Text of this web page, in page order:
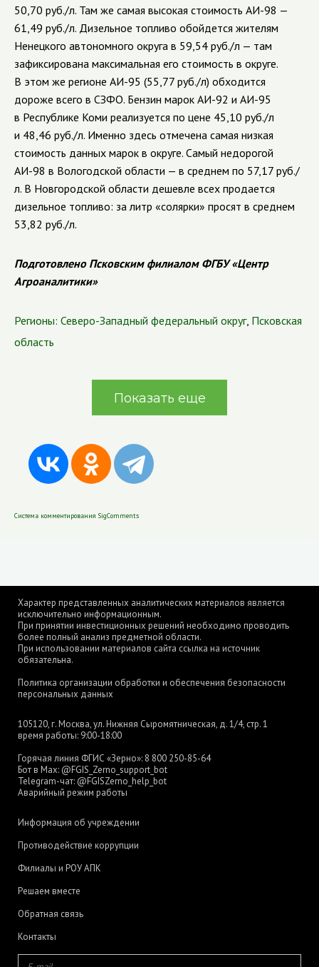
50,70 руб./л. Там же самая высокая стоимость АИ-98 —
61,49 руб./л. Дизельное топливо обойдется жителям
Ненецкого автономного округа в 59,54 руб./л — там
зафиксирована максимальная его стоимость в округе.
В этом же регионе АИ-95 (55,77 руб./л) обходится
дороже всего в СЗФО. Бензин марок АИ-92 и АИ-95
в Республике Коми реализуется по цене 45,10 руб./л
и 48,46 руб./л. Именно здесь отмечена самая низкая
стоимость данных марок в округе. Самый недорогой
АИ-98 в Вологодской области — в среднем по 57,17 руб./
л. В Новгородской области дешевле всех продается
дизельное топливо: за литр «солярки» просят в среднем
53,82 руб./л.
Подготовлено Псковским филиалом ФГБУ «Центр
Агроаналитики»
Регионы: Северо-Западный федеральный округ, Псковская
область
Показать еще
Система комментирования SigComments
Характер представленных аналитических материалов является
исключительно информационным.
При принятии инвестиционных решений необходимо проводить
более полный анализ предметной области.
При использовании материалов сайта ссылка на источник
обязательна.
Политика организации обработки и обеспечения безопасности
персональных данных
105120, г. Москва, ул. Нижняя Сыромятническая, д. 1/4, стр. 1
время работы: 9:00-18:00
Горячая линия ФГИС «Зерно»: 8 800 250-85-64
Бот в Max: @FGIS_Zerno_support_bot
Telegram-чат: @FGISZerno_help_bot
Аварийный режим работы
Информация об учреждении
Противодействие коррупции
Филиалы и РОУ АПК
Решаем вместе
Обратная связь
Контакты